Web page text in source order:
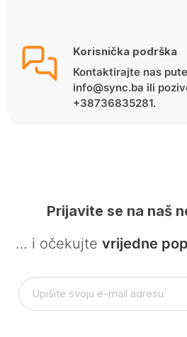
Korisnička podrška
Kontaktirajte nas
info@sync.ba ili
+38736835281.
Prijavite se na naš
… i očekujte vrijedne